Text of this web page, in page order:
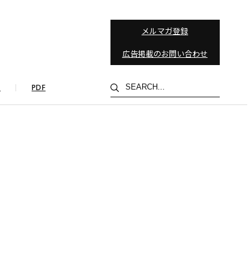
メルマガ登録
広告掲載のお問い合わせ
PDF
検
索